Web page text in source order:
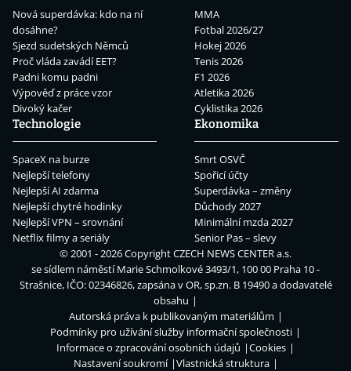
Nová superdávka: kdo na ní
dosáhne?
Sjezd sudetských Němců
Proč vláda zavádí EET?
Padni komu padni
Výpověď z práce vzor
Divoký kačer
MMA
Fotbal 2026/27
Hokej 2026
Tenis 2026
F1 2026
Atletika 2026
Cyklistika 2026
Technologie
SpaceX na burze
Nejlepší telefony
Nejlepší AI zdarma
Nejlepší chytré hodinky
Nejlepší VPN – srovnání
Netflix filmy a seriály
Ekonomika
Smrt OSVČ
Spořicí účty
Superdávka – změny
Důchody 2027
Minimální mzda 2027
Senior Pas – slevy
© 2001 - 2026 CopyrightCZECH NEWS CENTER a.s.
se sídlem náměstí Marie Schmolkové 3493/1, 100 00 Praha 10 -
Strašnice, IČO: 02346826, zapsána v OR, sp.zn. B 19490 a dodavatelé
obsahu
Autorská práva k publikovaným materiálům
Podmínky pro užívání služby informační společnosti
Informace o zpracování osobních údajů
Cookies
Nastavení soukromí
Vlastnická struktura